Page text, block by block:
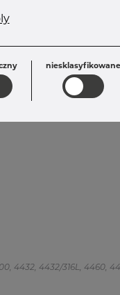
T1: 3.05 mm
4432, 4432/316L, 4460,
niesklasyfikowane